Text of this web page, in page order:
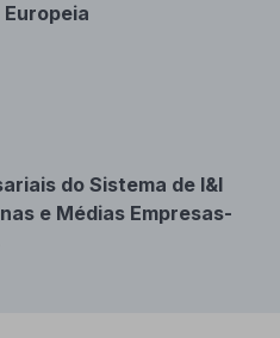
do Sistema de I&I
e Médias Empresas-